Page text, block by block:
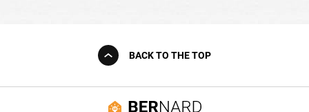
BACK TO THE TOP